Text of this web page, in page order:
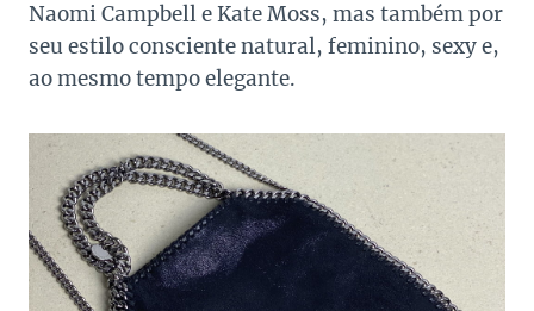
Naomi Campbell e Kate Moss, mas também por
seu estilo consciente natural, feminino, sexy e,
ao mesmo tempo elegante.